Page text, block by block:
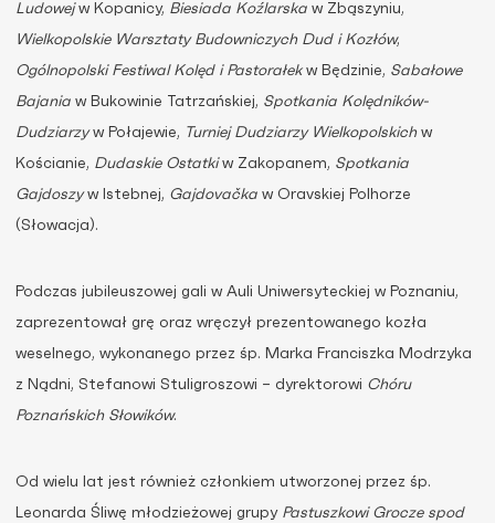
Ludowejw Kopanicy, Biesiada Koźlarska w Zbąszyniu,
Wielkopolskie Warsztaty Budowniczych Dud i Kozłów,
Ogólnopolski Festiwal Kolęd i Pastorałek w Będzinie, Sabałowe
Bajania w Bukowinie Tatrzańskiej, Spotkania Kolędników-
Dudziarzyw Połajewie, Turniej Dudziarzy Wielkopolskich w
Kościanie, Dudaskie Ostatkiw Zakopanem, Spotkania
Gajdoszyw Istebnej, Gajdovačka w Oravskiej Polhorze
(Słowacja).
Podczas jubileuszowej gali w Auli Uniwersyteckiej w Poznaniu,
zaprezentował grę oraz wręczył prezentowanego kozła
weselnego, wykonanego przez śp. Marka Franciszka Modrzyka
z Nądni, Stefanowi Stuligroszowi – dyrektorowi Chóru
Poznańskich Słowików.
Od wielu lat jest również członkiem utworzonej przez śp.
Leonarda Śliwę młodzieżowej grupy Pastuszkowi Grocze spod